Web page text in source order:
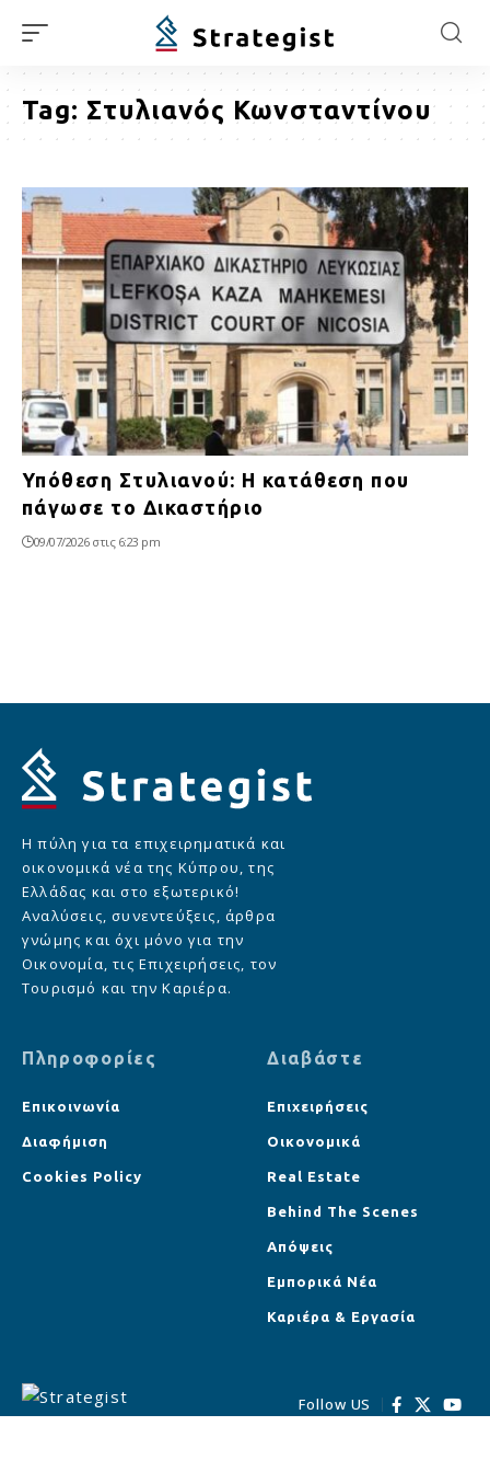
Tag: Στυλιανός Κωνσταντίνου
Υπόθεση Στυλιανού: Η κατάθεση που
πάγωσε το Δικαστήριο
09/07/2026 στις 6:23 pm
Η πύλη για τα επιχειρηματικά και
οικονομικά νέα της Κύπρου, της
Ελλάδας και στο εξωτερικό!
Αναλύσεις, συνεντεύξεις, άρθρα
γνώμης και όχι μόνο για την
Οικονομία, τις Επιχειρήσεις, τον
Τουρισμό και την Καριέρα.
Πληροφορίες
Επικοινωνία
Διαφήμιση
Cookies Policy
Διαβάστε
Επιχειρήσεις
Οικονομικά
Real Estate
Behind The Scenes
Απόψεις
Εμπορικά Νέα
Καριέρα & Εργασία
Follow US